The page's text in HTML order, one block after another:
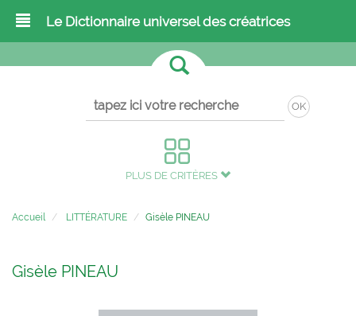
Le Dictionnaire universel des créatrices
OK
PLUS DE CRITÈRES
Accueil LITTÉRATURE Gisèle PINEAU
Gisèle PINEAU